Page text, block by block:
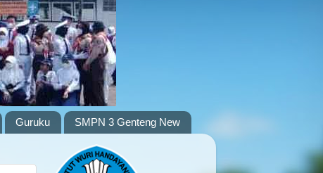
Guruku SMPN 3 Genteng New